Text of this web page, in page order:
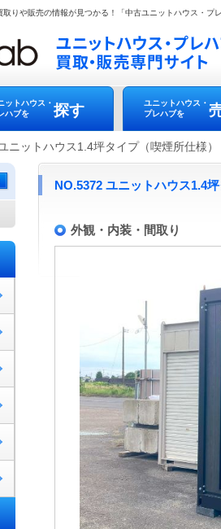
りや販売の情報が見つかる！「中古ユニットハウス・プ
ットハウス・
ハブを
探す
ユニットハウス・
プレハブを
ニットハウス1.4坪タイプ（喫煙所仕様）
NO.5372 ユニットハウス1.4
外観・内装・間取り